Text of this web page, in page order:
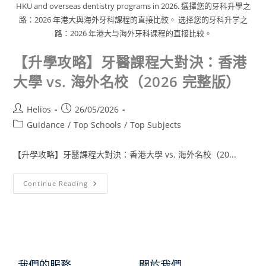
HKU and overseas dentistry programs in 2026. 選擇您的牙科升學之
路：2026 年港大與海外牙科課程的直接比較。 选择您的牙科升学之
路：2026 年港大与海外牙科课程的直接比较。
【升學攻略】牙醫課程大對決：香港
大學 vs. 海外名校（2026 完整版）
Helios
26/05/2026
Guidance / Top Schools / Top Subjects
【升學攻略】牙醫課程大對決：香港大學 vs. 海外名校（20...
Continue Reading